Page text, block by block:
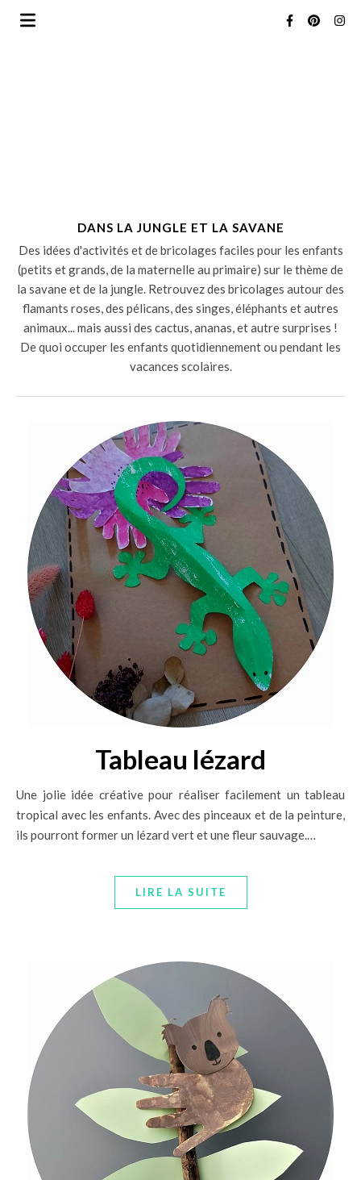
DANS LA JUNGLE ET LA SAVANE
Des idées d'activités et de bricolages faciles pour les enfants
(petits et grands, de la maternelle au primaire) sur le thème de
la savane et de la jungle. Retrouvez des bricolages autour des
flamants roses, des pélicans, des singes, éléphants et autres
animaux... mais aussi des cactus, ananas, et autre surprises !
De quoi occuper les enfants quotidiennement ou pendant les
vacances scolaires.
Tableau lézard
Une jolie idée créative pour réaliser facilement un tableau
tropical avec les enfants. Avec des pinceaux et de la peinture,
ils pourront former un lézard vert et une fleur sauvage.…
LIRE LA SUITE